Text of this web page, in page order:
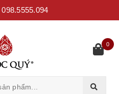
098.5555.094
0